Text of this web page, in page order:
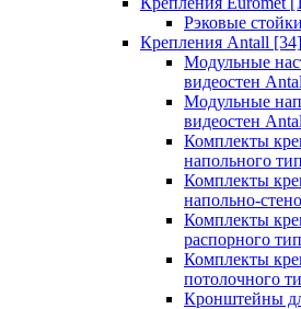
Рэковые
Крепления Antall [34]
Модульные
видеостен
Модульные
видеостен
Комплекты
напольного
Комплекты
напольно-
Комплекты
распорного
Комплекты
потолочного
Кронштейны